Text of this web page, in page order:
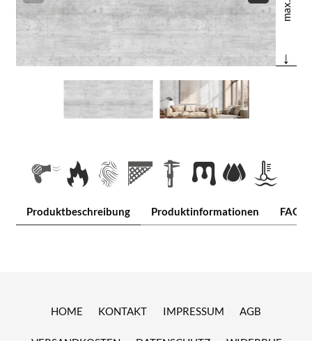
↓
Produktbeschreibung Produktinformationen FAQ
HOME KONTAKT IMPRESSUM AGB